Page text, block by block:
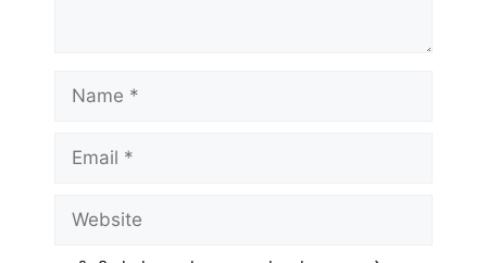
Name
Email
Website